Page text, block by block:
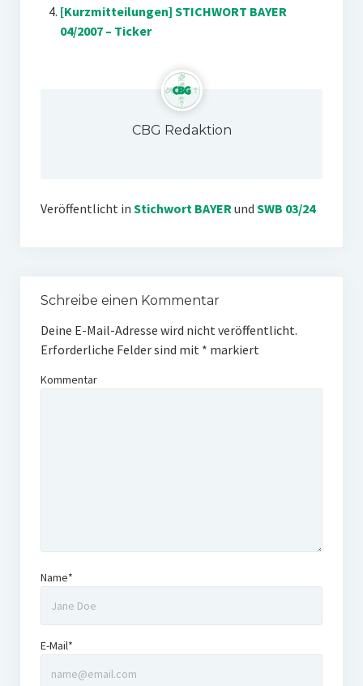
[Kurzmitteilungen] STICHWORT BAYER
04/2007 – Ticker
CBG Redaktion
Veröffentlicht in Stichwort BAYERund SWB 03/24
Schreibe einen Kommentar
Deine E-Mail-Adresse wird nicht veröffentlicht.
Erforderliche Felder sind mit * markiert
Kommentar
Name*
E-Mail*